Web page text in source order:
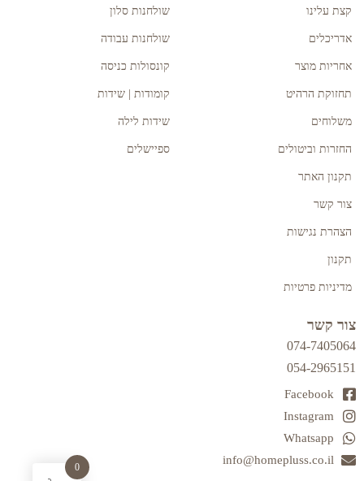
קצת עלינו
אדריכלים
אחריות מוצר
תחזוקת הרהיט
משלוחים
החזרות וביטולים
תקנון האתר
צור קשר
הצהרת נגישות
תקנון
מדיניות פרטיות
שולחנות סלון
שולחנות עבודה
קונסולות כניסה
קומודות | שידות
שידות לילה
ספיישלים
צור קשר
074-7405064
054-2965151
Facebook
Instagram
Whatsapp
info@homepluss.co.il
0